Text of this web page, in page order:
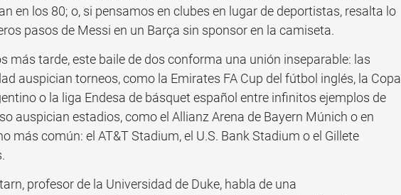
en los 80; o, si pensamos en clubes en lugar de deportistas, resalta lo
pasos de Messi en un Barça sin sponsor en la camiseta.
más tarde, este baile de dos conforma una unión inseparable: las
auspician torneos, como la Emirates FA Cup del fútbol inglés, la Copa
o la liga Endesa de básquet español entre infinitos ejemplos de
auspician estadios, como el Allianz Arena de Bayern Múnich o en
más común: el AT&T Stadium, el U.S. Bank Stadium o el Gillete
profesor de la Universidad de Duke, habla de una